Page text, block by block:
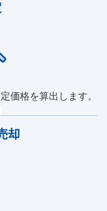
価格を算出します。
却